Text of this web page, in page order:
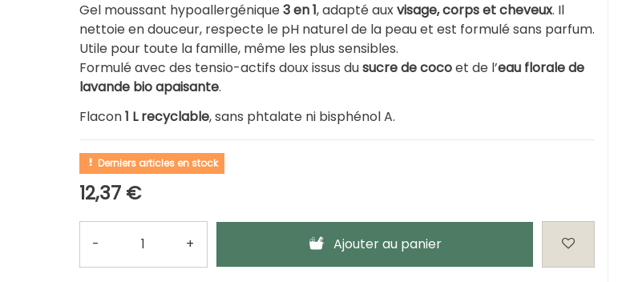
Gel moussant hypoallergénique3 en 1, adapté auxvisage, corps et cheveux. Il
nettoie en douceur, respecte le pH naturel de la peau et est formulé sans parfum.
Utile pour toute la famille, même les plus sensibles.
Formulé avec des tensio-actifs doux issus dusucre de cocoet de l’eau florale de
lavande bio apaisante.
Flacon1 L recyclable, sans phtalate ni bisphénol A.
Derniers articles en stock
12,37 €
Quantité
- + Ajouter au panier